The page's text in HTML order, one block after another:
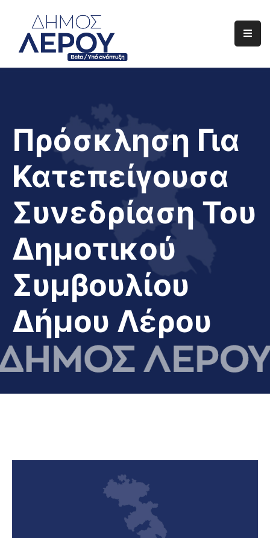
Αρχική
Διαφάνεια
Το
Νησί
Μας
Πρόσκληση Για
Κατεπείγουσα
Συνεδρίαση Του
Δημοτικού
Συμβουλίου
Δήμου Λέρου